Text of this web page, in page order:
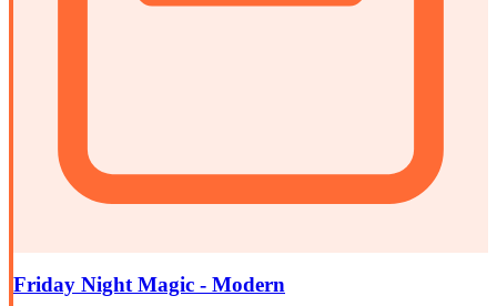
Friday Night Magic - Modern